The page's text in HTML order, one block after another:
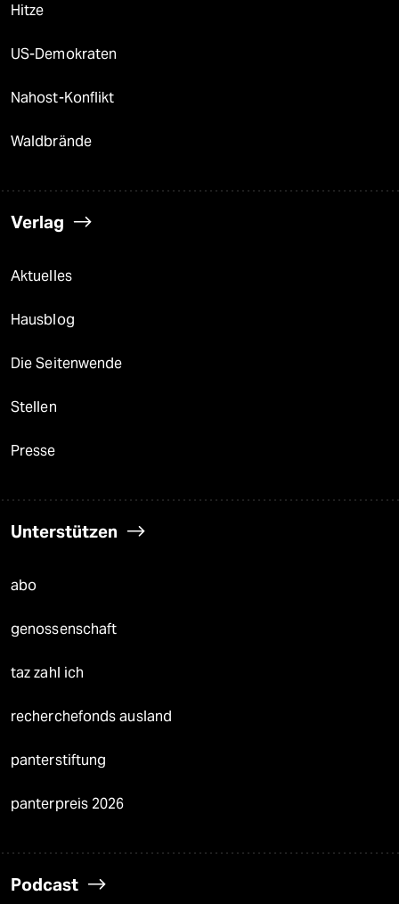
Hitze
US-Demokraten
Nahost-Konflikt
Waldbrände
Verlag
Aktuelles
Hausblog
Die Seitenwende
Stellen
Presse
Unterstützen
abo
genossenschaft
taz zahl ich
recherchefonds ausland
panterstiftung
panterpreis 2026
Podcast